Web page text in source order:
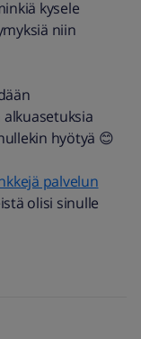
kysele
niin
hyötyä 😊
palvelun
olisi sinulle